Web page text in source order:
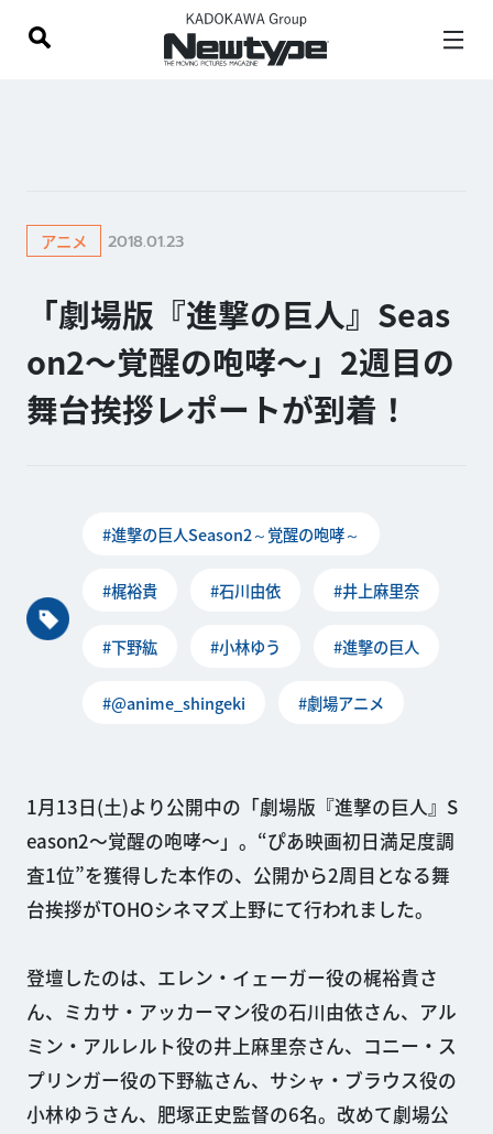
アニメ 2018.01.23
「劇場版『進撃の巨人』Seas
on2〜覚醒の咆哮〜」2週目の
舞台挨拶レポートが到着！
#進撃の巨人Season2～覚醒の咆哮～
#梶裕貴 #石川由依 #井上麻里奈
#下野紘 #小林ゆう #進撃の巨人
#@anime_shingeki #劇場アニメ
1月13日(土)より公開中の「劇場版『進撃の巨人』S
eason2〜覚醒の咆哮〜」。“ぴあ映画初日満足度調
査1位”を獲得した本作の、公開から2周目となる舞
台挨拶がTOHOシネマズ上野にて行われました。
登壇したのは、エレン・イェーガー役の梶裕貴さ
ん、ミカサ・アッカーマン役の石川由依さん、アル
ミン・アルレルト役の井上麻里奈さん、コニー・ス
プリンガー役の下野紘さん、サシャ・ブラウス役の
小林ゆうさん、肥塚正史監督の6名。改めて劇場公